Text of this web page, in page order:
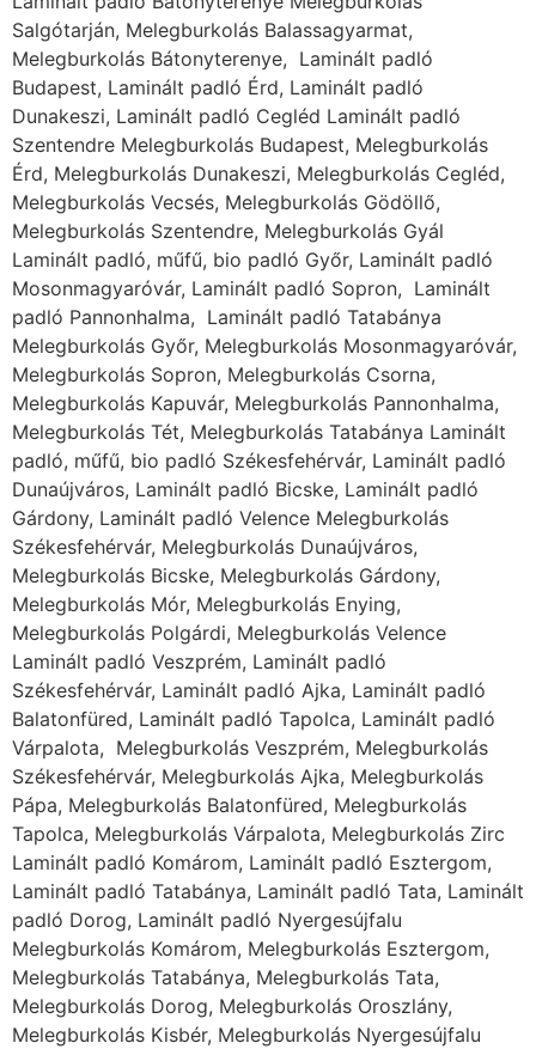
Salgótarján, Melegburkolás Balassagyarmat,
Melegburkolás Bátonyterenye, Laminált padló
Budapest, Laminált padló Érd, Laminált padló
Dunakeszi, Laminált padló Cegléd Laminált padló
Szentendre Melegburkolás Budapest, Melegburkolás
Érd, Melegburkolás Dunakeszi, Melegburkolás Cegléd,
Melegburkolás Vecsés, Melegburkolás Gödöllő,
Melegburkolás Szentendre, Melegburkolás Gyál
Laminált padló, műfű, bio padló Győr, Laminált padló
Mosonmagyaróvár, Laminált padló Sopron, Laminált
padló Pannonhalma, Laminált padló Tatabánya
Melegburkolás Győr, Melegburkolás Mosonmagyaróvár,
Melegburkolás Sopron, Melegburkolás Csorna,
Melegburkolás Kapuvár, Melegburkolás Pannonhalma,
Melegburkolás Tét, Melegburkolás Tatabánya Laminált
padló, műfű, bio padló Székesfehérvár, Laminált padló
Dunaújváros, Laminált padló Bicske, Laminált padló
Gárdony, Laminált padló Velence Melegburkolás
Székesfehérvár, Melegburkolás Dunaújváros,
Melegburkolás Bicske, Melegburkolás Gárdony,
Melegburkolás Mór, Melegburkolás Enying,
Melegburkolás Polgárdi, Melegburkolás Velence
Laminált padló Veszprém, Laminált padló
Székesfehérvár, Laminált padló Ajka, Laminált padló
Balatonfüred, Laminált padló Tapolca, Laminált padló
Várpalota, Melegburkolás Veszprém, Melegburkolás
Székesfehérvár, Melegburkolás Ajka, Melegburkolás
Pápa, Melegburkolás Balatonfüred, Melegburkolás
Tapolca, Melegburkolás Várpalota, Melegburkolás Zirc
Laminált padló Komárom, Laminált padló Esztergom,
Laminált padló Tatabánya, Laminált padló Tata, Laminált
padló Dorog, Laminált padló Nyergesújfalu
Melegburkolás Komárom, Melegburkolás Esztergom,
Melegburkolás Tatabánya, Melegburkolás Tata,
Melegburkolás Dorog, Melegburkolás Oroszlány,
Melegburkolás Kisbér, Melegburkolás Nyergesújfalu